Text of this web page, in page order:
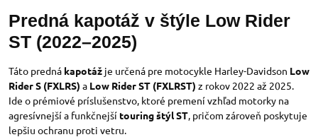
Predná kapotáž v štýle Low Rider
ST (2022–2025)
Táto predná kapotáž je určená pre motocykle Harley-Davidson Low
Rider S (FXLRS) a Low Rider ST (FXLRST) z rokov 2022 až 2025.
Ide o prémiové príslušenstvo, ktoré premení vzhľad motorky na
agresívnejší a funkčnejší touring štýl ST, pričom zároveň poskytuje
lepšiu ochranu proti vetru.